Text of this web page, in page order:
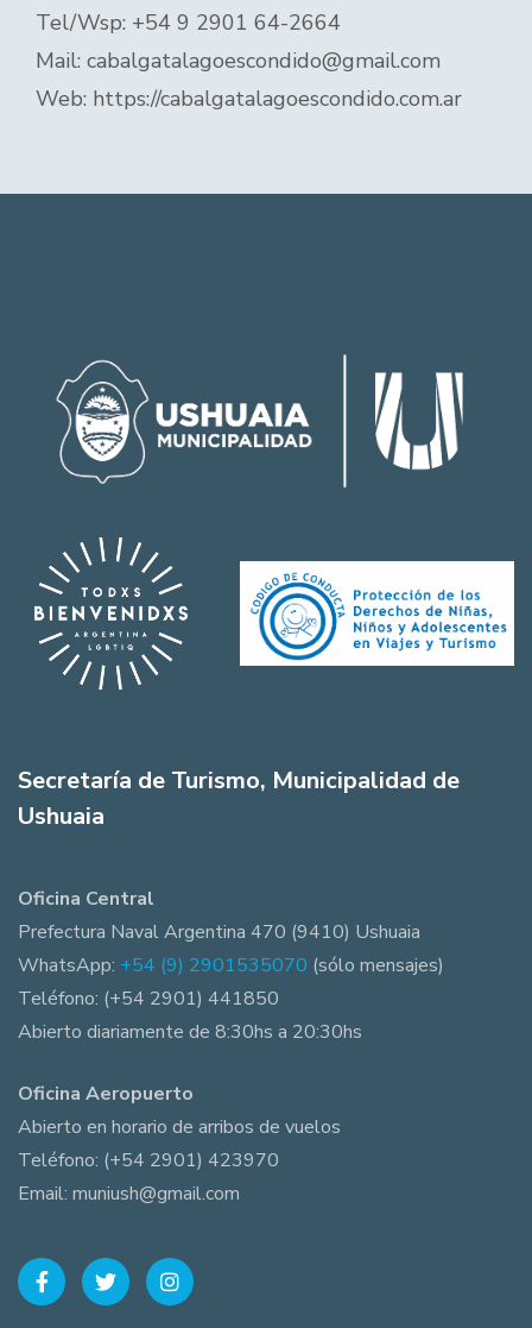
Tel/Wsp: +54 9 2901 64-2664
Mail: cabalgatalagoescondido@gmail.com
Web: https://cabalgatalagoescondido.com.ar
Secretaría de Turismo, Municipalidad de
Ushuaia
Oficina Central
Prefectura Naval Argentina 470 (9410) Ushuaia
WhatsApp: +54 (9) 2901535070 (sólo mensajes)
Teléfono: (+54 2901) 441850
Abierto diariamente de 8:30hs a 20:30hs
Oficina Aeropuerto
Abierto en horario de arribos de vuelos
Teléfono: (+54 2901) 423970
Email: muniush@gmail.com